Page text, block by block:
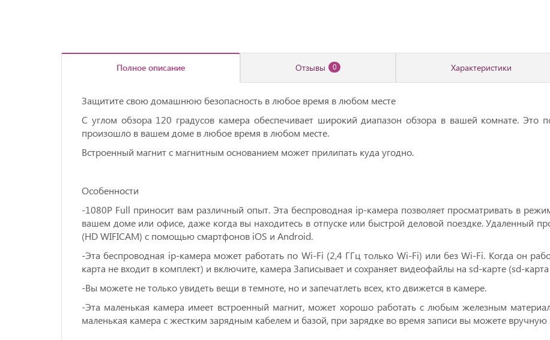
Полное описание Отзывы 0 Характеристики
Защитите свою домашнюю безопасность в любое время в любом месте
С углом обзора 120 градусов камера обеспечивает широкий диапазон обзора в вашей комнате. Это
произошло в вашем доме в любое время в любом месте.
Встроенный магнит с магнитным основанием может прилипать куда угодно.
Особенности
-1080P Full приносит вам различный опыт. Эта беспроводная ip-камера позволяет просматривать в
вашем доме или офисе, даже когда вы находитесь в отпуске или быстрой деловой поездке. Удаленный
(HD WIFICAM) с помощью смартфонов iOS и Android.
-Эта беспроводная ip-камера может работать по Wi-Fi (2,4 ГГц только Wi-Fi) или без Wi-Fi. Когда он
карта не входит в комплект) и включите, камера Записывает и сохраняет видеофайлы на sd-карте (sd-
-Вы можете не только увидеть вещи в темноте, но и запечатлеть всех, кто движется в камере.
-Эта маленькая камера имеет встроенный магнит, может хорошо работать с любым железным
маленькая камера с жестким зарядным кабелем и базой, при зарядке во время записи вы можете вручную